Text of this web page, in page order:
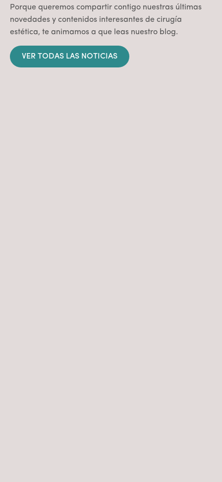
Porque queremos compartir contigo nuestras últimas
novedades y contenidos interesantes de cirugía
estética, te animamos a que leas nuestro blog.
VER TODAS LAS NOTICIAS